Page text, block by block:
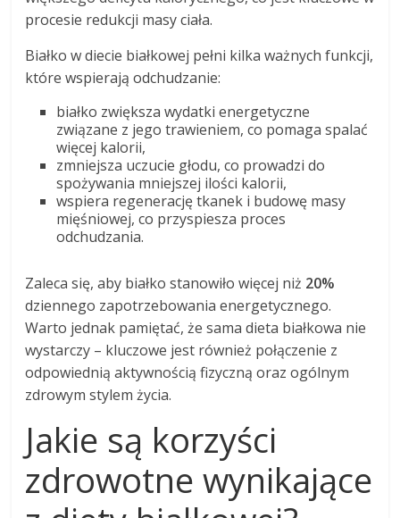
procesie redukcji masy ciała.
Białko w diecie białkowej pełni kilka ważnych funkcji,
które wspierają odchudzanie:
białko zwiększa wydatki energetyczne
związane z jego trawieniem, co pomaga spalać
więcej kalorii,
zmniejsza uczucie głodu, co prowadzi do
spożywania mniejszej ilości kalorii,
wspiera regenerację tkanek i budowę masy
mięśniowej, co przyspiesza proces
odchudzania.
Zaleca się, aby białko stanowiło więcej niż 20%
dziennego zapotrzebowania energetycznego.
Warto jednak pamiętać, że sama dieta białkowa nie
wystarczy – kluczowe jest również połączenie z
odpowiednią aktywnością fizyczną oraz ogólnym
zdrowym stylem życia.
Jakie są korzyści
zdrowotne wynikające